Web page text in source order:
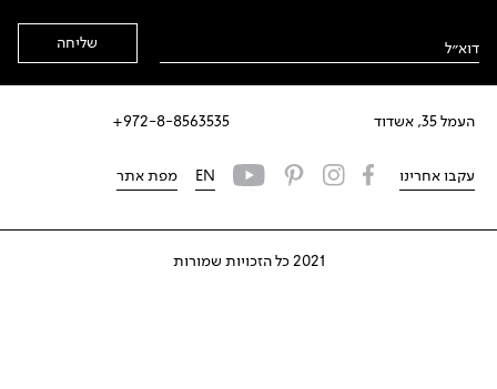
העמל 35, אשדוד 972-8-8563535+
עקבו אחרינו EN מפת אתר
2021 כל הזכויות שמורות